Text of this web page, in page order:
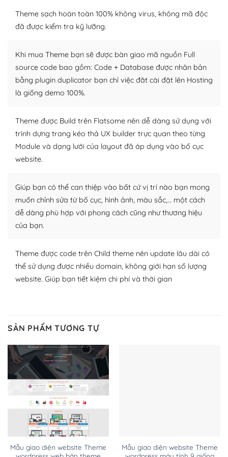
WordPress là nơi lưu trữ cho một diễn đàn cộng đồng
khổng lồ được kiểm duyệt bởi các nhân viên và những
Nếu bạn gặp khó khăn, bạn có thể lên mạng và tìm
kiếm những cộng đồng WordPress, họ sẽ giúp bạn trả
lời, giải đáp vấn đề của bạn.
– Đa dạng plugin và themes
Plugin mở rộng là thành phần cài đặt thêm vào
WordPress để tăng thêm các tính năng cần thiết. Có
Nhờ lượng người dùng đông đảo, thư viện themes và
plugin của WordPress rất phong phú. Bạn có thể thỏa
thích chọn lựa plugin và themes phù hợp cho mục đích
lập website của mình.
WordPress đa dạng plugin và themes
– Dễ sử dụng
trang web WordPress của bạn.
Dễ dàng lựa chọn Hosting cho website WordPress
– Bảo mật cực tốt
Vì WordPress hiện là nền tảng xây dựng trang web và
blog lớn nhất trên thế giới, quan trọng nhất là bảo vệ
nội dung của mình khỏi các cuộc tấn công spam.
Theme sạch hoàn toàn 100% không virus, không mã độc
đã được kiểm tra kỹ lưỡng.
Khi mua Theme bạn sẽ được bàn giao mã nguồn Full
source code bao gồm: Code + Database được nhân bản
bằng plugin duplicator bạn chỉ việc đăt cài đặt lên Hosting
là giống demo 100%.
Theme được Build trên Flatsome nên dễ dàng sử dụng với
trình dựng trang kéo thả UX builder trực quan theo từng
Module và dạng lưới của layout đã áp dụng vào bố cục
website.
Giúp bạn có thể can thiệp vào bất cứ vị trí nào bạn mong
muốn chỉnh sửa từ bố cục, hình ảnh, màu sắc,… một cách
dễ dàng phù hợp với phong cách cũng như thương hiệu
của bạn.
Theme được code trên Child theme nên update lâu dài có
thể sử dụng được nhiều domain, không giới hạn số lượng
website. Giúp bạn tiết kiệm chi phí và thời gian
SẢN PHẨM TƯƠNG TỰ
Mẫu giao diện website Theme
Mẫu giao diện website Theme